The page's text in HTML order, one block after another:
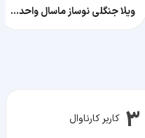
ویلا جنگلی نوساز ماسال واحد اول
3 کاربر کارناوال